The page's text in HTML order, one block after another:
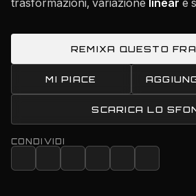
trasformazioni, variazione linear e
REMIXA QUESTO
MI PIACE
SCARICA LO
CONDIVIDI